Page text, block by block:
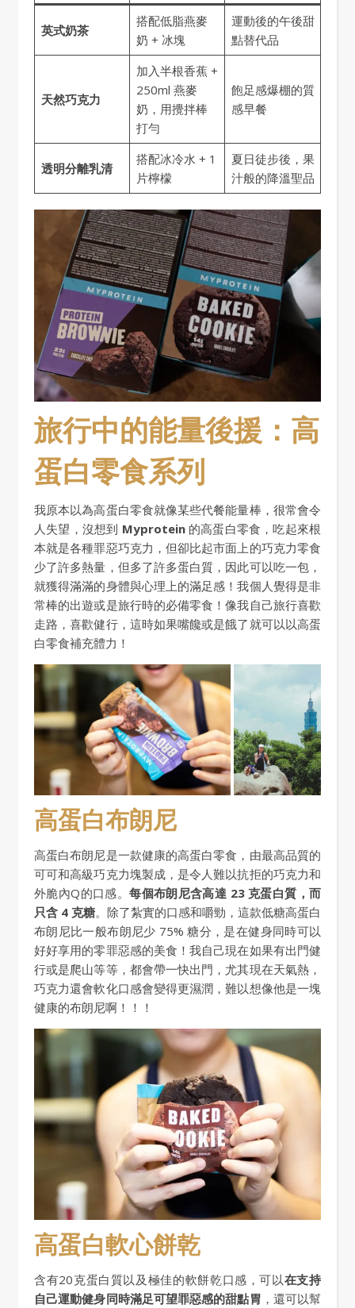
英式奶茶
搭配低脂燕麥
奶 + 冰塊
運動後的午後甜
點替代品
天然巧克力
加入半根香蕉 +
250ml 燕麥
奶，用攪拌棒
打勻
飽足感爆棚的質
感早餐
透明分離乳清
搭配冰冷水 + 1
片檸檬
夏日徒步後，果
汁般的降溫聖品
旅行中的能量後援：高
蛋白零食系列
我原本以為高蛋白零食就像某些代餐能量棒，很常會令
人失望，沒想到 Myprotein的高蛋白零食，吃起來根
本就是各種罪惡巧克力，但卻比起市面上的巧克力零食
少了許多熱量，但多了許多蛋白質，因此可以吃一包，
就獲得滿滿的身體與心理上的滿足感！我個人覺得是非
常棒的出遊或是旅行時的必備零食！像我自己旅行喜歡
走路，喜歡健行，這時如果嘴饞或是餓了就可以以高蛋
白零食補充體力！
高蛋白布朗尼
高蛋白布朗尼是一款健康的高蛋白零食，由最高品質的
可可和高級巧克力塊製成，是令人難以抗拒的巧克力和
外脆內Q的口感。每個布朗尼含高達 23 克蛋白質，而
只含 4 克糖。除了紮實的口感和嚼勁，這款低糖高蛋白
布朗尼比一般布朗尼少 75% 糖分，是在健身同時可以
好好享用的零罪惡感的美食！我自己現在如果有出門健
行或是爬山等等，都會帶一快出門，尤其現在天氣熱，
巧克力還會軟化口感會變得更濕潤，難以想像他是一塊
健康的布朗尼啊！！！
高蛋白軟心餅乾
含有20克蛋白質以及極佳的軟餅乾口感，可以在支持
自己運動健身同時滿足可望罪惡感的甜點胃 ，還可以幫